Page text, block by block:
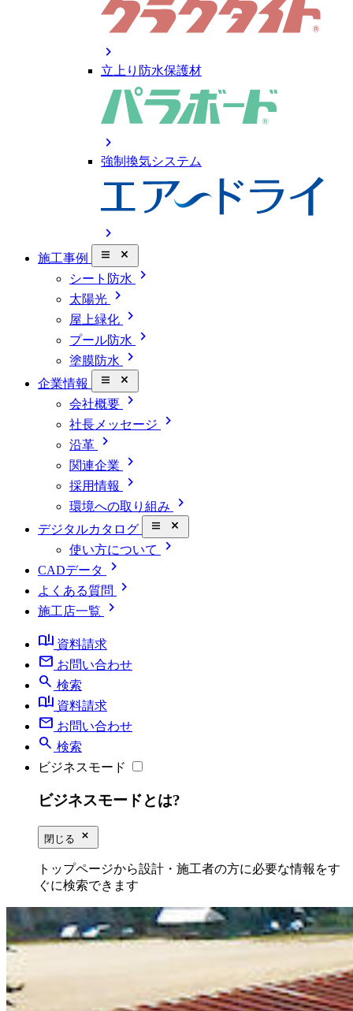
chevron_right
立上り防水保護材
chevron_right
強制換気システム
chevron_right
施工事例 close_small
シート防水 chevron_right
太陽光 chevron_right
屋上緑化 chevron_right
プール防水 chevron_right
塗膜防水 chevron_right
企業情報 close_small
会社概要 chevron_right
社長メッセージ chevron_right
沿革 chevron_right
関連企業 chevron_right
採用情報 chevron_right
環境への取り組み chevron_right
デジタルカタログ close_small
使い方について chevron_right
CADデータ chevron_right
よくある質問 chevron_right
施工店一覧
chevron_right
book_ribbon 資料請求
mail お問い合わせ
search 検索
book_ribbon 資料請求
mail お問い合わせ
search 検索
ビジネスモード
ビジネスモードとは?
閉じる close_small
トップページから設計・施工者の方に必要な情報をす
ぐに検索できます